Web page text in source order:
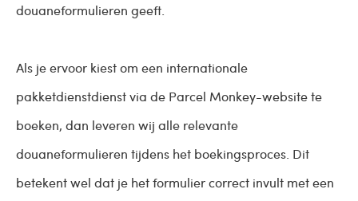
douaneformulieren geeft.
Als je ervoor kiest om een internationale
pakketdienstdienst via de Parcel Monkey-website te
boeken, dan leveren wij alle relevante
douaneformulieren tijdens het boekingsproces. Dit
betekent wel dat je het formulier correct invult met een